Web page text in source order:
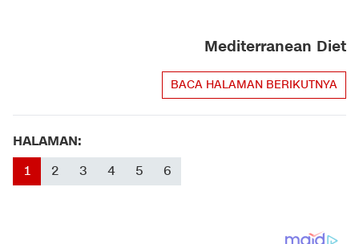
Mediterranean Diet
BACA HALAMAN BERIKUTNYA
HALAMAN:
1 2 3 4 5 6